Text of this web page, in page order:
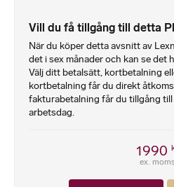
Vill du få tillgång till detta
När du köper detta avsnitt av
det i sex månader och kan se det
Välj ditt betalsätt, kortbetalning
kortbetalning får du direkt
fakturabetalning får du tillgång till
arbetsdag.
1990
ex.